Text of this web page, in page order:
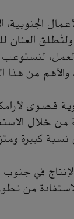
ولتُطلق
من هذا
قصوى
خلال
نسبة كبيرة
في جنوب
من